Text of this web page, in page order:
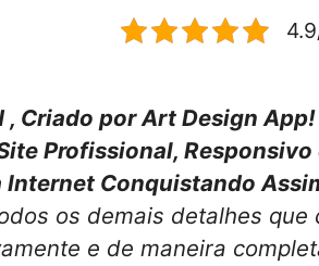
, Criado por Art Design App!
Profissional,
Internet Conquistando
os demais detalhes que
e de maneira